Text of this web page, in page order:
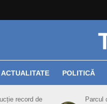
ACTUALITATE POLITICĂ
record de
Parcul